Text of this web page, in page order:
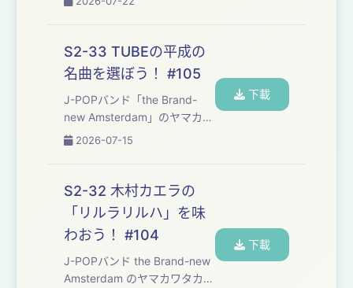
がら平成30年間の名曲たちを
味わっていくPodcast番組で
す。 ・今回味わった楽曲は⁠⁠...
S2-33 TUBEの平成の
名曲を選ぼう！ #105
J-POPバンド「⁠⁠⁠⁠⁠⁠⁠⁠⁠⁠⁠⁠⁠⁠⁠⁠⁠⁠⁠⁠⁠⁠⁠⁠⁠⁠⁠⁠⁠⁠⁠⁠⁠⁠⁠⁠⁠⁠the Brand-
new Amsterdam⁠⁠⁠⁠⁠⁠⁠⁠⁠⁠⁠⁠⁠⁠⁠⁠⁠⁠⁠⁠⁠⁠⁠⁠⁠⁠⁠⁠⁠⁠⁠⁠⁠⁠⁠⁠⁠⁠」のヤマカワ
タカヒロとフジモトヨウヘイ
強も兼ねて、楽しくおしゃべ
りしながら平成を彩った名曲
たちを味わっていくPodcast
番組です。 番組のご感想は下
のお便...
2026-07-15
下載
S2-32 木村カエラの
「リルラリルハ」を味
わおう！ #104
J-POPバンド ⁠⁠⁠⁠⁠⁠⁠⁠⁠⁠⁠⁠⁠⁠⁠⁠⁠⁠⁠⁠⁠⁠⁠⁠⁠⁠⁠⁠⁠⁠⁠⁠⁠⁠⁠⁠the Brand-new
Amsterdam⁠⁠⁠⁠⁠⁠⁠⁠⁠⁠⁠⁠⁠⁠⁠⁠⁠⁠⁠⁠⁠⁠⁠⁠⁠⁠⁠⁠⁠⁠⁠⁠⁠⁠ ⁠⁠のヤマカワタカヒ
下載